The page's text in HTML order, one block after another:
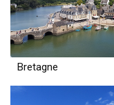
Bretagne